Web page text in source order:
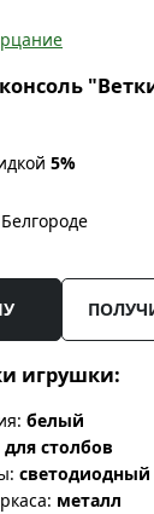
5%
игрушки:
белый
для столбов
металл